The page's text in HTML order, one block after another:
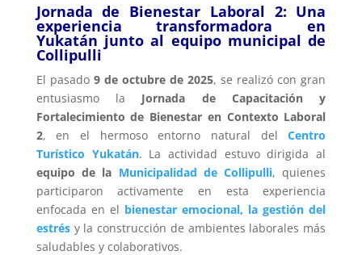
Jornada de Bienestar Laboral 2: Una
experiencia transformadora en
Yukatán junto al equipo municipal de
Collipulli
El pasado 9 de octubre de 2025, se realizó con gran
entusiasmo la Jornada de Capacitación y
Fortalecimiento de Bienestar en Contexto Laboral
2, en el hermoso entorno natural delCentro
Turístico Yukatán. La actividad estuvo dirigida al
equipo de la Municipalidad de Collipulli, quienes
participaron activamente en esta experiencia
enfocada en el bienestar emocional, la gestión del
estrés y la construcción de ambientes laborales más
saludables y colaborativos.